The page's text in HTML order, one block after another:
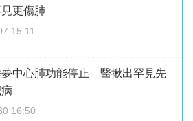
更傷肺
15:11
夢中心肺功能停止 醫揪出罕見先
16:50